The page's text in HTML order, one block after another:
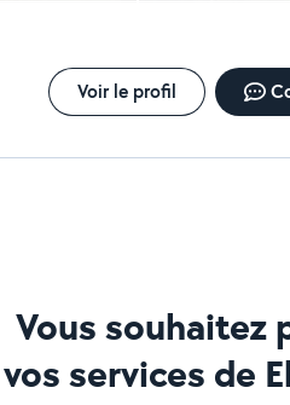
Voir le profil
Vous souhaitez
vos services de